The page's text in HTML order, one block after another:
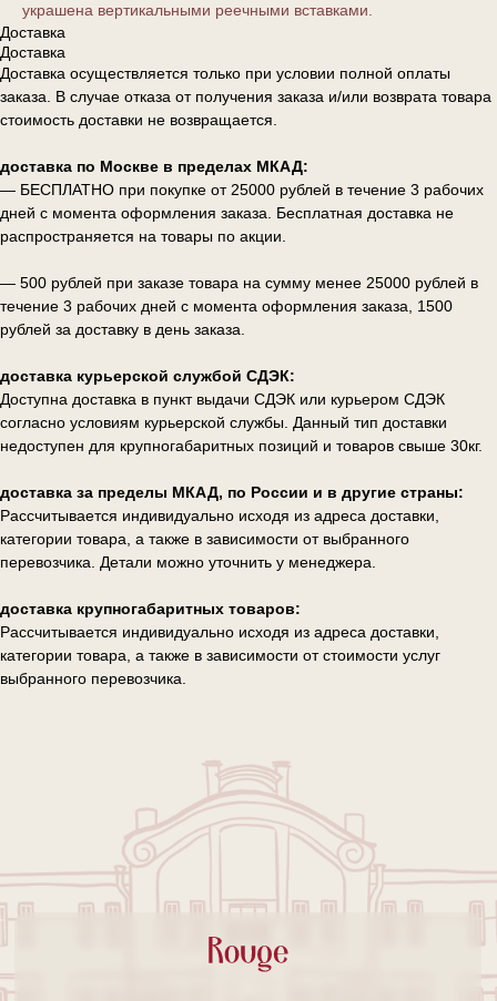
украшена вертикальными реечными вставками.
Доставка
Доставка
Доставка осуществляется только при условии полной оплаты
заказа. В случае отказа от получения заказа и/или возврата товара
стоимость доставки не возвращается.
доставка по Москве в пределах МКАД:
— БЕСПЛАТНО при покупке от 25000 рублей в течение 3 рабочих
дней с момента оформления заказа. Бесплатная доставка не
распространяется на товары по акции.
— 500 рублей при заказе товара на сумму менее 25000 рублей в
течение 3 рабочих дней с момента оформления заказа, 1500
рублей за доставку в день заказа.
доставка курьерской службой СДЭК:
Доступна доставка в пункт выдачи СДЭК или курьером СДЭК
согласно условиям курьерской службы. Данный тип доставки
недоступен для крупногабаритных позиций и товаров свыше 30кг.
доставка за пределы МКАД, по России и в другие страны:
Рассчитывается индивидуально исходя из адреса доставки,
категории товара, а также в зависимости от выбранного
перевозчика. Детали можно уточнить у менеджера.
доставка крупногабаритных товаров:
Рассчитывается индивидуально исходя из адреса доставки,
категории товара, а также в зависимости от стоимости услуг
выбранного перевозчика.